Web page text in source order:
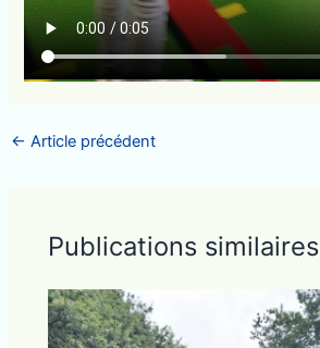
← Article précédent
Publications similaires